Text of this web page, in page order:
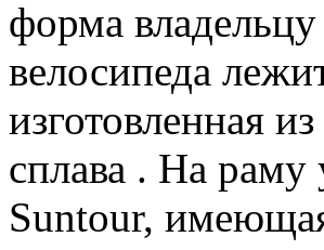
форма
велосипеда
изготовленная
сплава . На раму
Suntour,